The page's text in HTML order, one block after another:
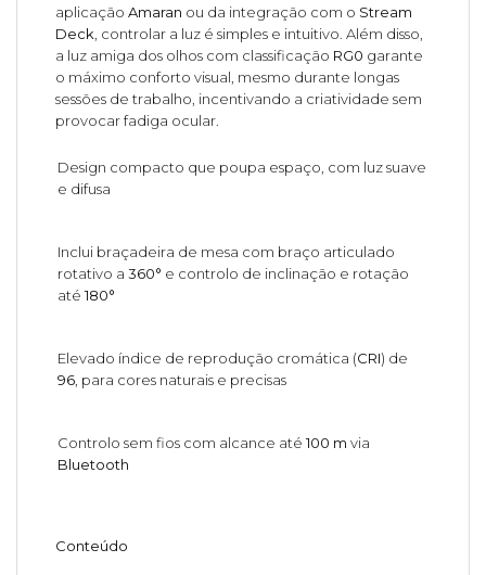
aplicaçãoAmaran ou da integração com o Stream
Deck , controlar a luz é simples e intuitivo. Além disso,
a luz amiga dos olhos com classificação RG0 garante
o máximo conforto visual, mesmo durante longas
sessões de trabalho, incentivando a criatividade sem
provocar fadiga ocular.
Design compacto que poupa espaço, com luz suave
e difusa
Inclui braçadeira de mesa com braço articulado
rotativo a360° e controlo de inclinação e rotação
até180°
Elevado índice de reprodução cromática (CRI) de
96 , para cores naturais e precisas
Controlo sem fios com alcance até100 m via
Bluetooth
Conteúdo